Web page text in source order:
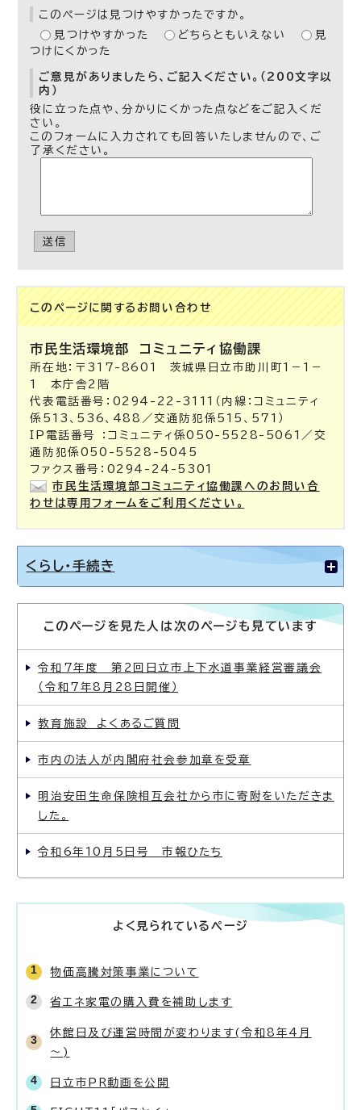
このページは見つけやすかったですか。
見つけやすかった
どちらともいえない
見
つけにくかった
ご意見がありましたら、ご記入ください。（200文字以
内）
役に立った点や、分かりにくかった点などをご記入くだ
さい。
このフォームに入力されても回答いたしませんので、ご
了承ください。
送信
このページに関する お問い合わせ
市民生活環境部 コミュニティ協働課
所在地：〒317-8601 茨城県日立市助川町1－1－
1 本庁舎2階
代表電話番号：0294-22-3111（内線：コミュニティ
係513、536、488／交通防犯係515、571）
IP電話番号 ：コミュニティ係050-5528-5061／交
通防犯係050-5528-5045
ファクス番号：0294-24-5301
市民生活環境部コミュニティ協働課へのお問い合
わせは専用フォームをご利用ください。
くらし・手続き
このページを見た人は次のページも見ています
令和7年度 第2回日立市上下水道事業経営審議会
（令和7年8月28日開催）
教育施設 よくあるご質問
市内の法人が内閣府社会参加章を受章
明治安田生命保険相互会社から市に寄附をいただきま
した。
令和6年10月5日号 市報ひたち
よく見られているページ
物価高騰対策事業について
省エネ家電の購入費を補助します
休館日及び運営時間が変わります(令和8年4月
～)
日立市PR動画を公開